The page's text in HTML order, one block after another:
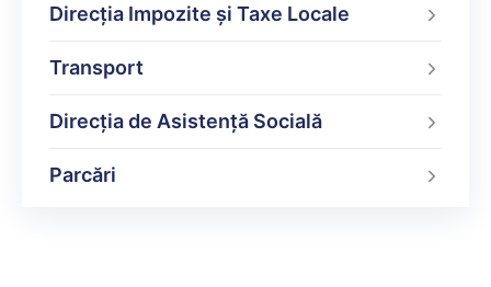
Direcţia Impozite şi Taxe Locale
Transport
Direcția de Asistență Socială
Parcări